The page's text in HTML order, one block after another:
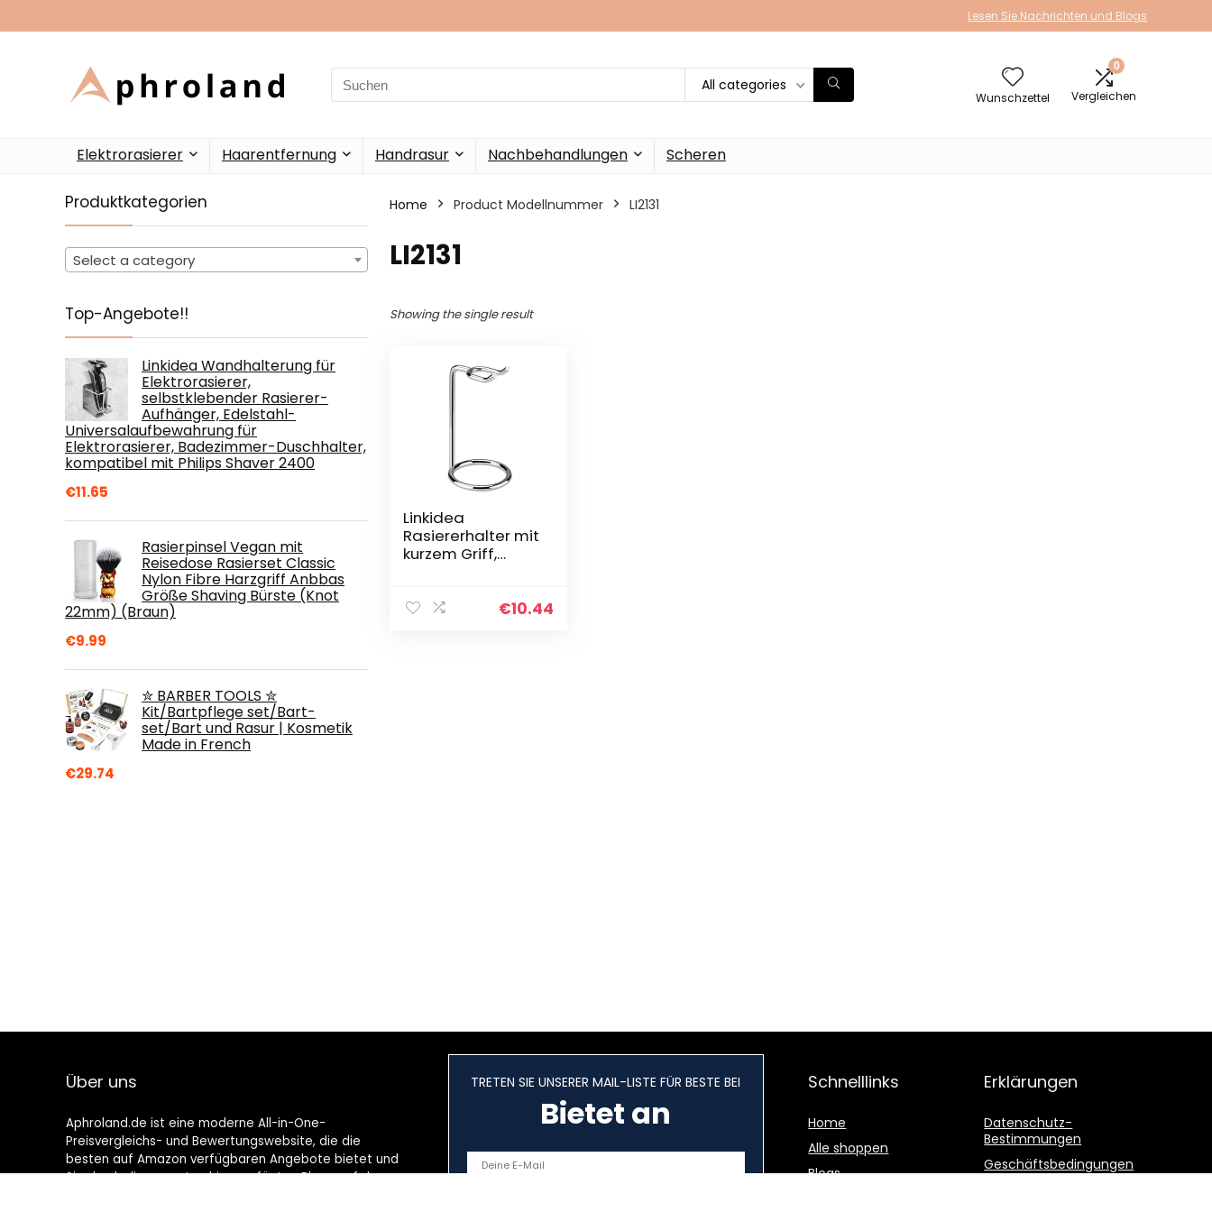
Lesen Sie Nachrichten und Blogs
Search
for:
All categories
Wunschzettel
0
Vergleichen
Elektrorasierer Haarentfernung Handrasur Nachbehandlungen Scheren
Produktkategorien
Select a category
Top-Angebote!!
Linkidea Wandhalterung für
Elektrorasierer,
selbstklebender Rasierer-
Aufhänger, Edelstahl-
Universalaufbewahrung für
Elektrorasierer, Badezimmer-Duschhalter,
kompatibel mit Philips Shaver 2400
€11.65
Rasierpinsel Vegan mit
Reisedose Rasierset Classic
Nylon Fibre Harzgriff Anbbas
Größe Shaving Bürste (Knot
22mm) (Braun)
€9.99
✮ BARBER TOOLS ✮
Kit/Bartpflege set/Bart-
set/Bart und Rasur | Kosmetik
Made in French
€29.74
Home Product Modellnummer ‎LI2131
‎LI2131
Showing the single result
Linkidea
Rasiererhalter mit
kurzem Griff,
Rasiererhalter für
€10.44
Über uns
Aphroland.de ist eine moderne All-in-One-
Preisvergleichs- und Bewertungswebsite, die die
besten auf Amazon verfügbaren Angebote bietet und
Sie durch die neuesten hinzugefügten Blogs auf dem
TRETEN SIE UNSERER MAIL-LISTE FÜR BESTE BEI
Bietet an
Schnelllinks
Home
Alle shoppen
Blogs
Erklärungen
Datenschutz-
Bestimmungen
Geschäftsbedingungen